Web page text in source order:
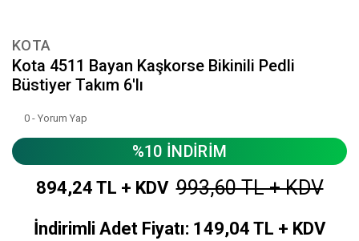
KOTA
Kota 4511 Bayan Kaşkorse Bikinili Pedli
Büstiyer Takım 6'lı
0 - Yorum Yap
%10 İNDİRİM
894,24 TL + KDV 993,60 TL + KDV
İndirimli Adet Fiyatı: 149,04 TL + KDV